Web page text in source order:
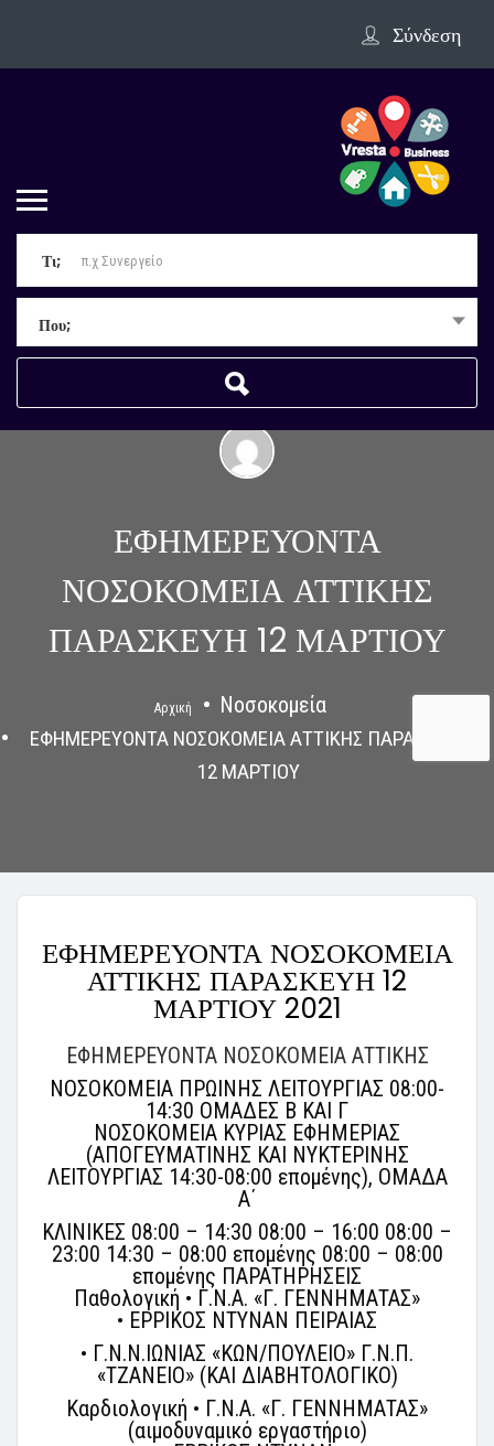
Σύνδεση
Τι;
Που;
ΕΦΗΜΕΡΕΥΟΝΤΑ
ΝΟΣΟΚΟΜΕΙΑ ΑΤΤΙΚΗΣ
ΠΑΡΑΣΚΕΥΗ 12 ΜΑΡΤΙΟΥ
Αρχική Νοσοκομεία
ΕΦΗΜΕΡΕΥΟΝΤΑ ΝΟΣΟΚΟΜΕΙΑ ΑΤΤΙΚΗΣ ΠΑΡΑΣΚΕΥΗ
12 ΜΑΡΤΙΟΥ
ΕΦΗΜΕΡΕΥΟΝΤΑ ΝΟΣΟΚΟΜΕΙΑ
ΑΤΤΙΚΗΣ ΠΑΡΑΣΚΕΥΗ 12
ΜΑΡΤΙΟΥ 2021
ΕΦΗΜΕΡΕΥΟΝΤΑ ΝΟΣΟΚΟΜΕΙΑ ΑΤΤΙΚΗΣ
ΝΟΣΟΚΟΜΕΙΑ ΠΡΩΙΝΗΣ ΛΕΙΤΟΥΡΓΙΑΣ 08:00-
14:30 ΟΜΑΔΕΣ Β ΚΑΙ Γ
ΝΟΣΟΚΟΜΕΙΑ ΚΥΡΙΑΣ ΕΦΗΜΕΡΙΑΣ
(ΑΠΟΓΕΥΜΑΤΙΝΗΣ ΚΑΙ ΝΥΚΤΕΡΙΝΗΣ
ΛΕΙΤΟΥΡΓΙΑΣ 14:30-08:00 επομένης), ΟΜΑΔΑ
Α΄
ΚΛΙΝΙΚΕΣ 08:00 – 14:30 08:00 – 16:00 08:00 –
23:00 14:30 – 08:00 επομένης 08:00 – 08:00
επομένης ΠΑΡΑΤΗΡΗΣΕΙΣ
Παθολογική • Γ.Ν.Α. «Γ. ΓΕΝΝΗΜΑΤΑΣ»
• ΕΡΡΙΚΟΣ ΝΤΥΝΑΝ ΠΕΙΡΑΙΑΣ
• Γ.Ν.Ν.ΙΩΝΙΑΣ «ΚΩΝ/ΠΟΥΛΕΙΟ» Γ.Ν.Π.
«ΤΖΑΝΕΙΟ» (ΚΑΙ ΔΙΑΒΗΤΟΛΟΓΙΚΟ)
Καρδιολογική • Γ.Ν.Α. «Γ. ΓΕΝΝΗΜΑΤΑΣ»
(αιμοδυναμικό εργαστήριο)